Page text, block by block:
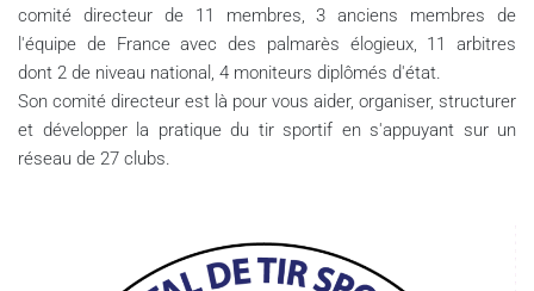
comité directeur de 11 membres, 3 anciens membres de
l'équipe de France avec des palmarès élogieux, 11 arbitres
dont 2 de niveau national, 4 moniteurs diplômés d'état.
Son comité directeur est là pour vous aider, organiser, structurer
et développer la pratique du tir sportif en s'appuyant sur un
réseau de 27 clubs.